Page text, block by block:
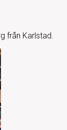
från Karlstad.